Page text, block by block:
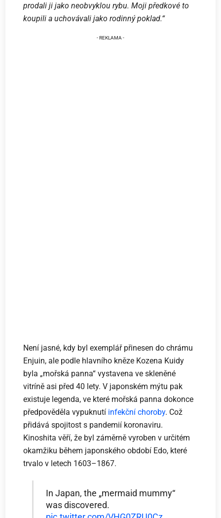
prodali ji jako neobvyklou rybu. Moji předkové to
koupili a uchovávali jako rodinný poklad.“
Není jasné, kdy byl exemplář přinesen do chrámu
Enjuin, ale podle hlavního kněze Kozena Kuidy
byla „mořská panna“ vystavena ve skleněné
vitríně asi před 40 lety. V japonském mýtu pak
existuje legenda, ve které mořská panna dokonce
předpověděla vypuknutí infekční choroby. Což
přidává spojitost s pandemií koronaviru.
Kinoshita věří, že byl záměrně vyroben v určitém
okamžiku během japonského období Edo, které
trvalo v letech 1603–1867.
In Japan, the „mermaid mummy“
was discovered.